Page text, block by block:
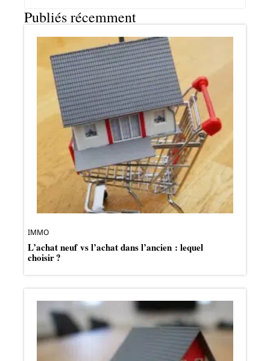
Publiés récemment
IMMO
L’achat neuf vs l’achat dans l’ancien : lequel
choisir ?